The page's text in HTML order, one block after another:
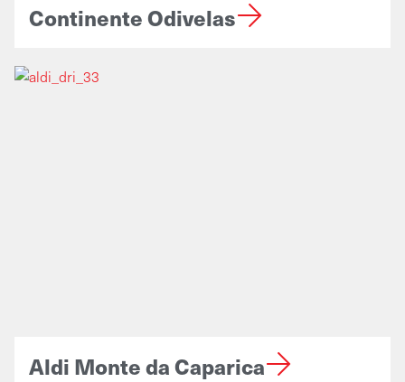
Continente Odivelas
Aldi Monte da Caparica